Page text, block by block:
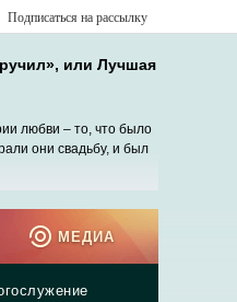
Подписаться на рассылку
или Лучшая
любви – то, что было
они свадьбу, и был
МЕДИА